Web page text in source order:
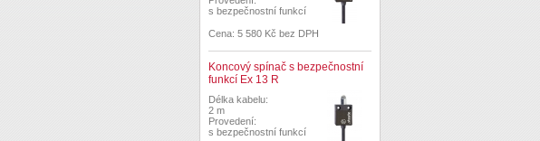
s bezpečnostní funkcí
Cena: 5 580 Kč bez DPH
Koncový spínač s bezpečnostní
funkcí Ex 13 R
Délka kabelu:
2 m
Provedení:
s bezpečnostní funkcí